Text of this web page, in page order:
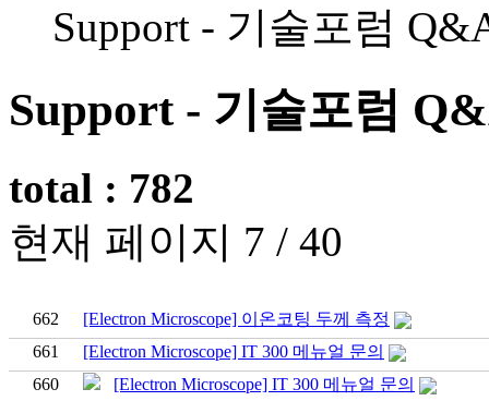
Support - 기술포럼
Support - 기술포럼
total : 782
현재 페이지 7 / 40
662
[Electron Microscope] 이온코팅 두께 측정
661
[Electron Microscope] IT 300 메뉴얼 문의
660
[Electron Microscope] IT 300 메뉴얼 문의